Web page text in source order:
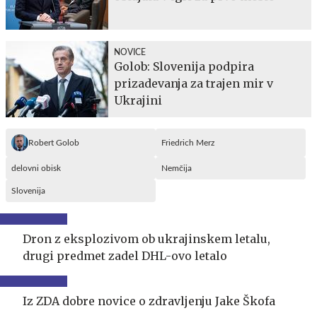
NOVICE
Golob: Slovenija podpira
prizadevanja za trajen mir v
Ukrajini
Robert Golob Friedrich Merz
delovni obisk Nemčija
Slovenija
Dron z eksplozivom ob ukrajinskem letalu,
drugi predmet zadel DHL-ovo letalo
Iz ZDA dobre novice o zdravljenju Jake Škofa